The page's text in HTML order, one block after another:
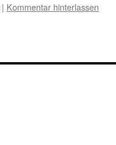
| Kommentar hinterlassen